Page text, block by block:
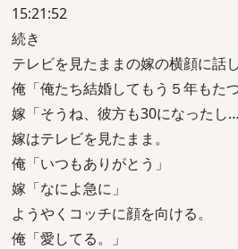
15:21:52
続き
テレビを見たままの嫁の横顔に話し
俺「俺たち結婚してもう５年もたつ
嫁「そうね、彼方も30になったし…
嫁はテレビを見たまま。
俺「いつもありがとう」
嫁「なによ急に」
ようやくコッチに顔を向ける。
俺「愛してる。」